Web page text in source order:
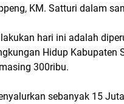
KM. Satturi dalam
hari ini adalah
Hidup Kabupaten
300ribu.
sebanyak 15